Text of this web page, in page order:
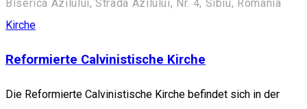
Biserica Azilului, Strada Azilului, Nr. 4, Sibiu, România
Kirche
Reformierte Calvinistische Kirche
Die Reformierte Calvinistische Kirche befindet sich in der